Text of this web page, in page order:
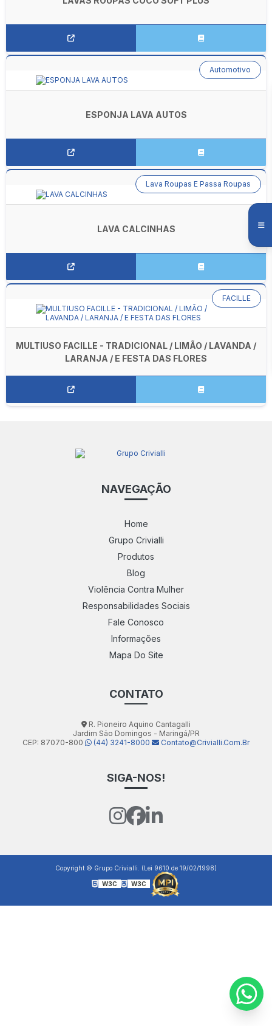
ESPONJA LAVA AUTOS
Automotivo
LAVA CALCINHAS
Lava Roupas E Passa Roupas
MULTIUSO FACILLE - TRADICIONAL / LIMÃO / LAVANDA /
LARANJA / E FESTA DAS FLORES
FACILLE
NAVEGAÇÃO
Home
Grupo Crivialli
Produtos
Blog
Violência Contra Mulher
Responsabilidades Sociais
Fale Conosco
Informações
Mapa Do Site
CONTATO
R. Pioneiro Aquino Cantagalli
Jardim São Domingos - Maringá/PR
CEP: 87070-800
(44) 3241-8000 Contato@crivialli.com.br
SIGA-NOS!
Copyright © Grupo Crivialli. (Lei 9610 de 19/02/1998)
W3C W3C